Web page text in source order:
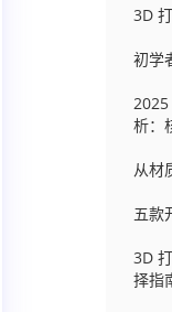
3D
初学
2025
析：
从材
五款
3D
择指